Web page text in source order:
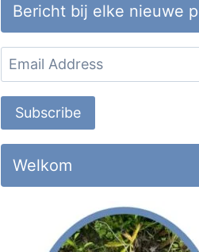
Bericht bij elke nieuwe
Email
Address
Subscribe
Welkom